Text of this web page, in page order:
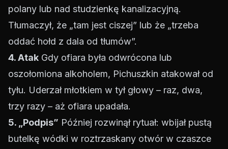
polany lub nad studzienkę kanalizacyjną.
Tłumaczył, że „tam jest ciszej” lub że „trzeba
oddać hołd z dala od tłumów”.
4. Atak Gdy ofiara była odwrócona lub
oszołomiona alkoholem, Pichuszkin atakował od
tyłu. Uderzał młotkiem w tył głowy – raz, dwa,
trzy razy – aż ofiara upadała.
5. „Podpis” Później rozwinął rytuał: wbijał pustą
butelkę wódki w roztrzaskany otwór w czaszce